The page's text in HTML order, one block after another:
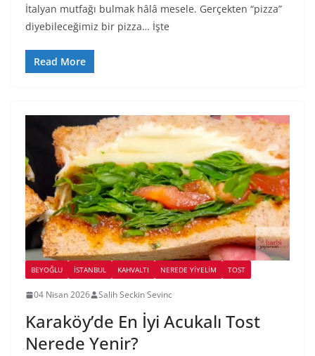
İtalyan mutfağı bulmak hâlâ mesele. Gerçekten “pizza”
diyebileceğimiz bir pizza… İşte
Read More
BEYOĞLU İSTANBUL KAHVALTI NEREDE YİYELİM TOST
04 Nisan 2026 Salih Seckin Sevinc
Karaköy’de En İyi Acukalı Tost
Nerede Yenir?